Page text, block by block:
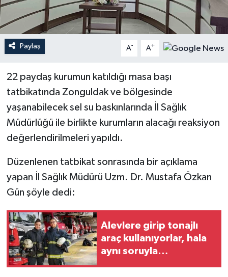
Paylaş A- A+
22 paydaş kurumun katıldığı masa başı
tatbikatında Zonguldak ve bölgesinde
yaşanabilecek sel su baskınlarında İl Sağlık
Müdürlüğü ile birlikte kurumların alacağı reaksiyon
değerlendirilmeleri yapıldı.
Düzenlenen tatbikat sonrasında bir açıklama
yapan İl Sağlık Müdürü Uzm. Dr. Mustafa Özkan
Gün şöyle dedi:
Alevlere girip tonajlı
araç kullanıyorlar, hala
aynı soruyla
Resmi İlan
Sağlık
Sürmanşet
Teknoloji
Yaşam